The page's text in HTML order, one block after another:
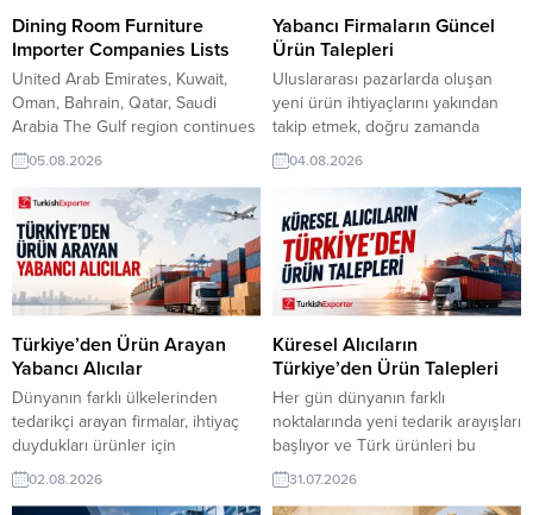
Dining Room Furniture
Importer Companies Lists
United Arab Emirates, Kuwait,
Oman, Bahrain, Qatar, Saudi
Arabia The Gulf region continues
to expand its demand for quality
dining room furniture, driven by
residential projects, hospitality
investments, and premium
interior trends. Importers across
the United Arab Emirates, Kuwait,
Oman, Bahrain, Qatar, and Saudi
Arabia actively source modern,
classic, and...
05.08.2026
Yabancı Firmaların Güncel
Ürün Talepleri
Uluslararası pazarlarda oluşan
yeni ürün ihtiyaçlarını yakından
takip etmek, doğru zamanda
doğru alıcıyla buluşmanın en
önemli adımlarından biridir.
TurkishExporter üzerinden
yayınlanan güncel talepler, farklı
sektörlerde faaliyet gösteren
firmalara yeni ticaret fırsatları
sunuyor. Şili Firması, Keten
Nevresim Takımı Almak
İstiyorSudanlı Şirket, Türkiye’den
Soğan İthal Etmek İstiyorİsveç
Distribütörü, Paketleme Makinesi
Talep EdiyorIraklı...
04.08.2026
Türkiye’den Ürün Arayan
Yabancı Alıcılar
Dünyanın farklı ülkelerinden
tedarikçi arayan firmalar, ihtiyaç
duydukları ürünler için
TurkishExporter üzerinden
güncel alım talepleri yayınlıyor.
02.08.2026
Küresel Alıcıların
Türkiye’den Ürün Talepleri
Her gün dünyanın farklı
noktalarında yeni tedarik arayışları
başlıyor ve Türk ürünleri bu
taleplerin önemli bir bölümünde
öne çıkıyor. TurkishExporter, farklı
31.07.2026